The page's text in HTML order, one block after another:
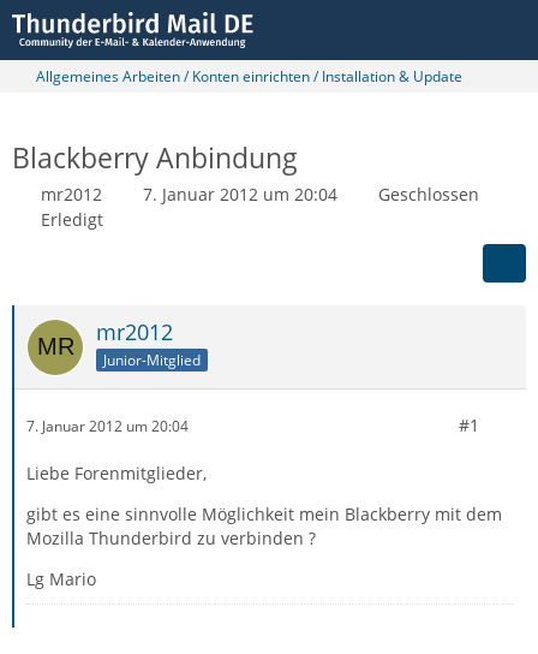
Allgemeines Arbeiten / Konten einrichten / Installation & Update
Blackberry Anbindung
mr2012 7. Januar 2012 um 20:04
Geschlossen
Erledigt
mr2012
Junior-Mitglied
7. Januar 2012 um 20:04 #1
Liebe Forenmitglieder,
gibt es eine sinnvolle Möglichkeit mein Blackberry mit dem
Mozilla Thunderbird zu verbinden ?
Lg Mario